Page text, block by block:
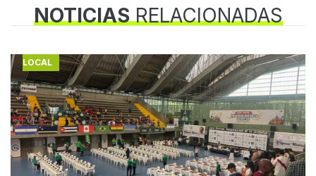
NOTICIASRELACIONADAS
LOCAL